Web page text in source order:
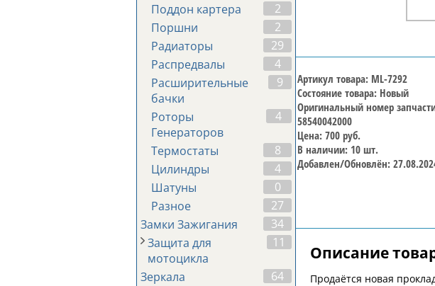
Поддон картера
2
Поршни
2
Радиаторы
29
Распредвалы
4
Расширительные
бачки
9
Роторы
Генераторов
4
Термостаты
8
Цилиндры
4
Шатуны
0
Разное
27
Замки Зажигания
34
Защита для
мотоцикла
11
Зеркала
64
Артикул товара: ML-7292
Состояние товара: Новый
Оригинальный номер
58540042000
Цена: 700 руб.
В наличии: 10 шт.
Добавлен/Обновлён:
Описание
Продаётся новая